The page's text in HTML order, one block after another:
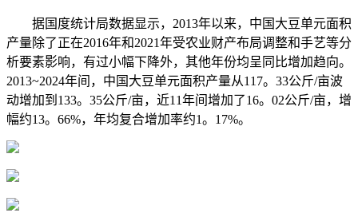
据国度统计局数据显示，2013年以来，中国大豆单元面积
产量除了正在2016年和2021年受农业财产布局调整和手艺等分
析要素影响，有过小幅下降外，其他年份均呈同比增加趋向。
2013~2024年间，中国大豆单元面积产量从117。33公斤/亩波
动增加到133。35公斤/亩，近11年间增加了16。02公斤/亩，增
幅约13。66%，年均复合增加率约1。17%。